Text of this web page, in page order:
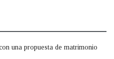
una propuesta de matrimonio